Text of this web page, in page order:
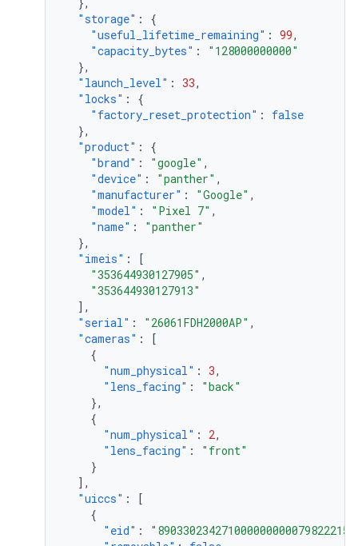
"storage" :
{
"useful_lifetime_remaining" : 99,
"capacity_bytes" :
"128000000000"
},
"launch_level" : 33,
"locks" :
{
"factory_reset_protection" :
false
},
"product" :
{
"brand" : "google" ,
"device" : "panther" ,
"manufacturer" : "Google" ,
"model" : "Pixel 7" ,
"name" :
"panther"
},
"imeis" :
[
"353644930127905" ,
"353644930127913"
],
"serial" : "26061FDH2000AP" ,
"cameras" :
[
{
"num_physical" : 3,
"lens_facing" :
"back"
},
{
"num_physical" : 2,
"lens_facing" :
"front"
}
],
"uiccs" :
[
{
"eid" :